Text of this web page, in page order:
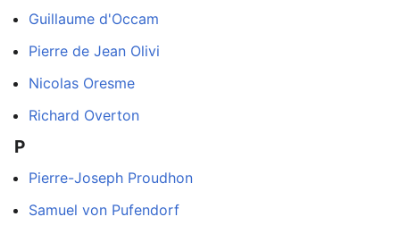
Guillaume d'Occam
Pierre de Jean Olivi
Nicolas Oresme
Richard Overton
P
Pierre-Joseph Proudhon
Samuel von Pufendorf